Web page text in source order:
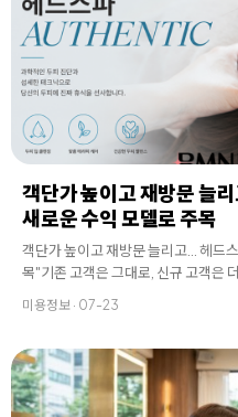
객단가 높이고 재방문
새로운 수익 모델로 주목
객단가 높이고 재방문 늘리고... 헤
목"기존 고객은 그대로, 신규 고객은
미용정보 · 07-23